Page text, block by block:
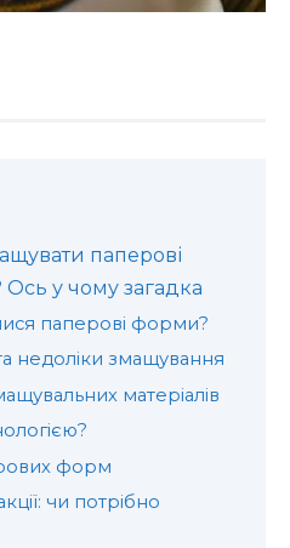
паперові
у чому загадка
паперові форми?
недоліки змащування
матеріалів
форм
чи потрібно